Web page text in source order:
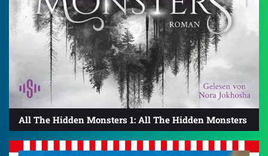
All The Hidden Monsters 1: All The Hidden Monsters